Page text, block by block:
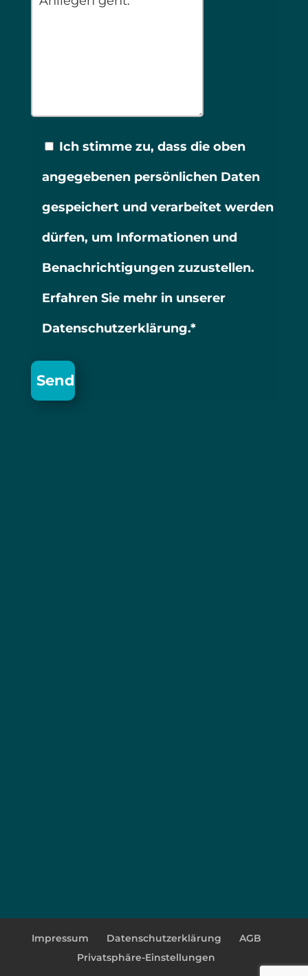
Ich stimme zu, dass die oben
angegebenen persönlichen Daten
gespeichert und verarbeitet werden
dürfen, um Informationen und
Benachrichtigungen zuzustellen.
Erfahren Sie mehr in unserer
Datenschutzerklärung.*
Impressum Datenschutzerklärung
AGB
Privatsphäre-Einstellungen